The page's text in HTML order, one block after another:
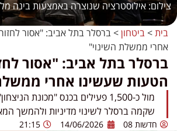
אילוסטרציה שנוצרה באמצעות בינה
בית>ביטחון>ברסלר בתל אביב: "אסור
אחרי ממשלת השינוי"
ברסלר בתל אביב: "אסור
הטעות שעשינו אחרי
מול כ-1,500 פעילים בכנס "מכונת
שקמה ברסלר לשינוי מדיניות ולהמשך
חדשות 08 14/06/2026
21:15